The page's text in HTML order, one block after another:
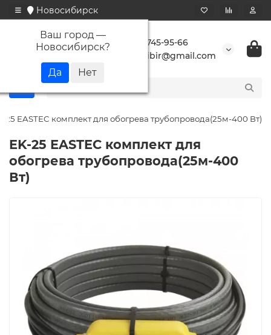
Новосибирск
Ваш город —
Новосибирск?
+7 923 745-95-66
buransibir@gmail.com
25 EASTEC комплект для обогрева трубопровода(25м-400 Вт)
EK-25 EASTEC комплект для
обогрева трубопровода(25м-400
Вт)